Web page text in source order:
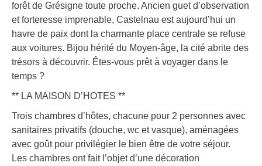
forêt de Grésigne toute proche. Ancien guet d’observation
et forteresse imprenable, Castelnau est aujourd’hui un
havre de paix dont la charmante place centrale se refuse
aux voitures. Bijou hérité du Moyen-âge, la cité abrite des
trésors à découvrir. Êtes-vous prêt à voyager dans le
temps ?
** LA MAISON D’HOTES **
Trois chambres d’hôtes, chacune pour 2 personnes avec
sanitaires privatifs (douche, wc et vasque), aménagées
avec goût pour privilégier le bien être de votre séjour.
Les chambres ont fait l’objet d’une décoration